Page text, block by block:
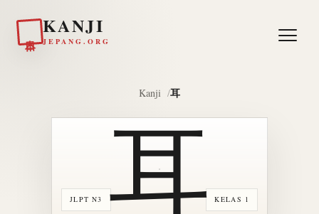
KANJI
JEPANG.ORG
Kanji 耳
JLPT N3 KELAS 1
耳